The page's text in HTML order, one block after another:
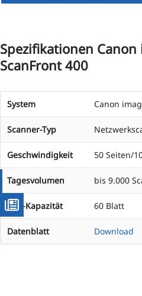
Spezifikationen Canon
ScanFront 400
System Canon
Scanner-Typ
Geschwindigkeit 50 Seiten/
Tagesvolumen bis 9.000
ADF-Kapazität 60 Blatt
Datenblatt Download